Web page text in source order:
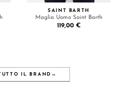
SAINT BARTH
Maglia Uomo Saint Barth
119,00 €
IL BRAND →